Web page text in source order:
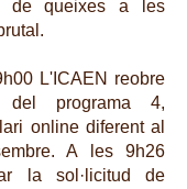
de queixes a les
L'ICAEN reobre
del programa 4,
online diferent al
A les 9h26
la sol·licitud de